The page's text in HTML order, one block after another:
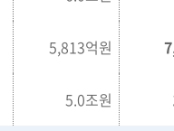
5,813억원
5.0조원